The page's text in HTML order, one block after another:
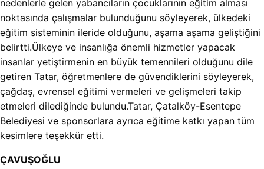
nedenlerle gelen yabancıların çocuklarının eğitim alması
noktasında çalışmalar bulunduğunu söyleyerek, ülkedeki
eğitim sisteminin ileride olduğunu, aşama aşama geliştiğini
belirtti.Ülkeye ve insanlığa önemli hizmetler yapacak
insanlar yetiştirmenin en büyük temennileri olduğunu dile
getiren Tatar, öğretmenlere de güvendiklerini söyleyerek,
çağdaş, evrensel eğitimi vermeleri ve gelişmeleri takip
etmeleri dilediğinde bulundu.Tatar, Çatalköy-Esentepe
Belediyesi ve sponsorlara ayrıca eğitime katkı yapan tüm
kesimlere teşekkür etti.
ÇAVUŞOĞLU